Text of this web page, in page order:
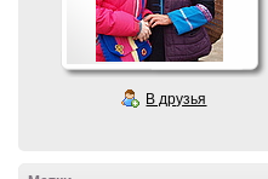
В друзья